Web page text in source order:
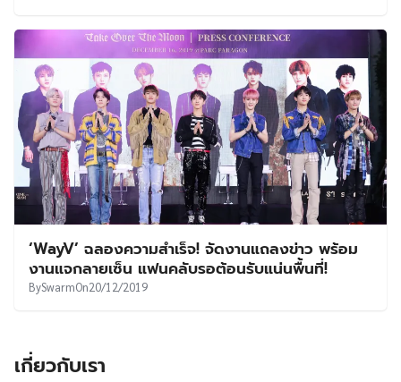
‘WayV’ ฉลองความสำเร็จ! จัดงานแถลงข่าว พร้อม
งานแจกลายเซ็น แฟนคลับรอต้อนรับแน่นพื้นที่!
BySwarmOn20/12/2019
เกี่ยวกับเรา